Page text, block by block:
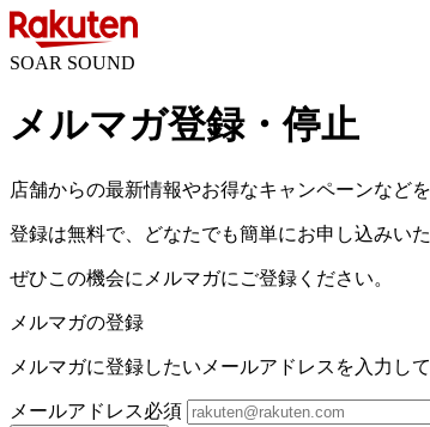
SOAR SOUND
メルマガ登録・停止
店舗からの最新情報やお得なキャンペーンなど
登録は無料で、どなたでも簡単にお申し込みいた
ぜひこの機会にメルマガにご登録ください。
メルマガの登録
メルマガに登録したいメールアドレスを入力して
メールアドレス必須